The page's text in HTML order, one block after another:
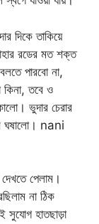
দিকে তাকিয়ে
রডের মত শক্ত
পারবো না,
তবে ও
ভুদার চেরার
ঘষালো। nani
পেলাম।
না ঠিক
সুযোগ হাতছাড়া